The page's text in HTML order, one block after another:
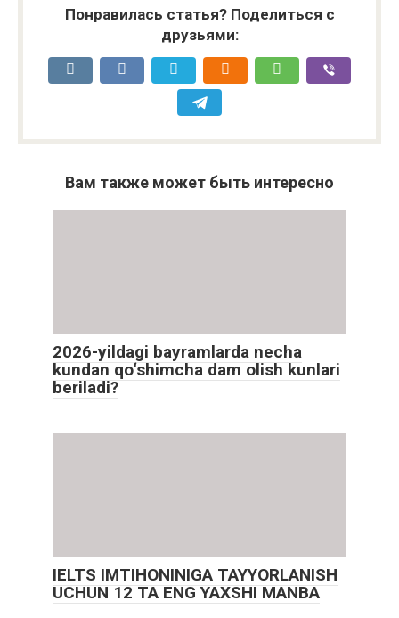
Понравилась статья? Поделиться с
друзьями:
Вам также может быть интересно
2026-yildagi bayramlarda necha
kundan qo‘shimcha dam olish kunlari
beriladi?
IELTS IMTIHONINIGA TAYYORLANISH
UCHUN 12 TA ENG YAXSHI MANBA